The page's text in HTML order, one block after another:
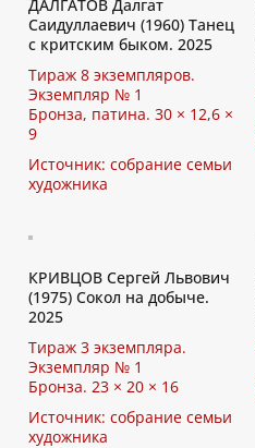
ДАЛГАТОВ Далгат
Саидуллаевич (1960) Танец
с критским быком. 2025
Тираж 8 экземпляров.
Экземпляр № 1
Бронза, патина. 30 × 12,6 ×
9
Источник: собрание семьи
художника
КРИВЦОВ Сергей Львович
(1975) Сокол на добыче.
2025
Тираж 3 экземпляра.
Экземпляр № 1
Бронза. 23 × 20 × 16
Источник: собрание семьи
художника